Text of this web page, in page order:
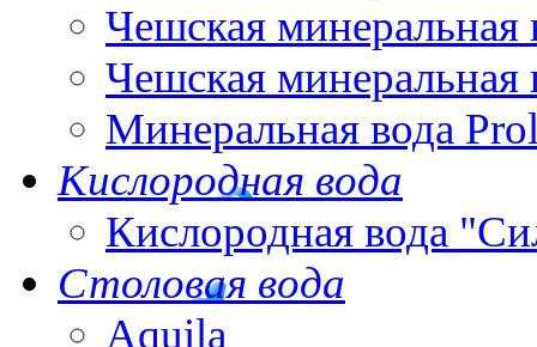
Чешская минеральная
Чешская минеральная
Минеральная вода
Кислородная вода
Кислородная вода
Столовая вода
Aquila